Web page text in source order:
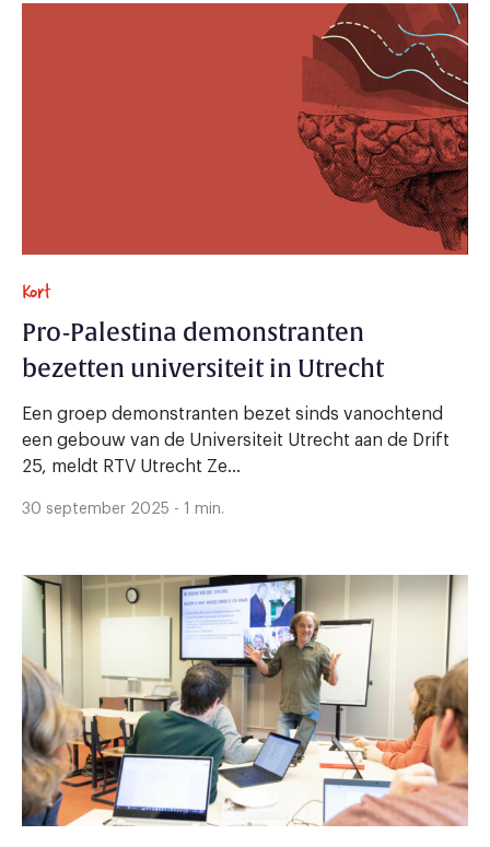
Kort
Pro-Palestina demonstranten
bezetten universiteit in Utrecht
Een groep demonstranten bezet sinds vanochtend
een gebouw van de Universiteit Utrecht aan de Drift
25, meldt RTV Utrecht Ze...
30 september 2025 - 1 min.